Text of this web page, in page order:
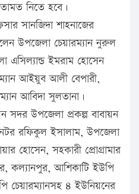
নিতে হবে।
সানজিদা শাহনাজের
উপজেলা চেয়ারম্যান নুরুল
এসিল্যান্ড ইমরাম হোসেন
আইয়ুব আলী বেপারী,
আবিদা সুলতানা।
সদর উপজেলা প্রকল্প বাবায়ন
রফিকুল ইসালাম, উপজেলা
হোসেন, সহকারী প্রোগ্রামার
কল্যানপুর, আশিকাটি ইউপি
চেয়ারম্যানসহ ৪ ইউনিয়নের